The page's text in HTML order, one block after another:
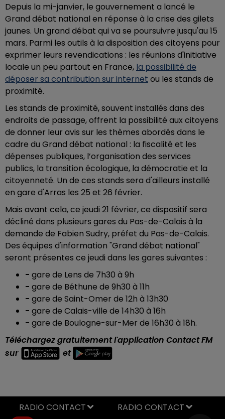
Depuis la mi-janvier, le gouvernement a lancé le
Grand débat national en réponse à la crise des gilets
jaunes. Un grand débat qui va se poursuivre jusqu'au 15
mars. Parmi les outils à la disposition des citoyens pour
exprimer leurs revendications : les réunions d'initiative
locale un peu partout en France, la possibilité de
déposer sa contribution sur internet ou les stands de
proximité.
Les stands de proximité, souvent installés dans des
endroits de passage,offrent la possibilité aux citoyens
de donner leur avis sur les thèmes abordés dans le
cadre du Grand débat national : la fiscalité et les
dépenses publiques, l’organisation des services
publics, la transition écologique, la démocratie et la
citoyenneté. Un de ces stands sera d'ailleurs installé
en gare d'Arras les 25 et 26 février.
Mais avant cela, ce jeudi 21 février, ce dispositif sera
décliné dans plusieurs gares du Pas-de-Calais à la
demande de Fabien Sudry, préfet du Pas-de-Calais.
Des équipes d'information "Grand débat national"
seront présentes ce jeudi dans les gares suivantes :
- gare de Lens de 7h30 à 9h
- gare de Béthune de 9h30 à 11h
- gare de Saint-Omer de 12h à 13h30
- gare de Calais-ville de 14h30 à 16h
- gare de Boulogne-sur-Mer de 16h30 à 18h.
Téléchargez gratuitement l'application Contact FM
sur
et
RADIO CONTACT